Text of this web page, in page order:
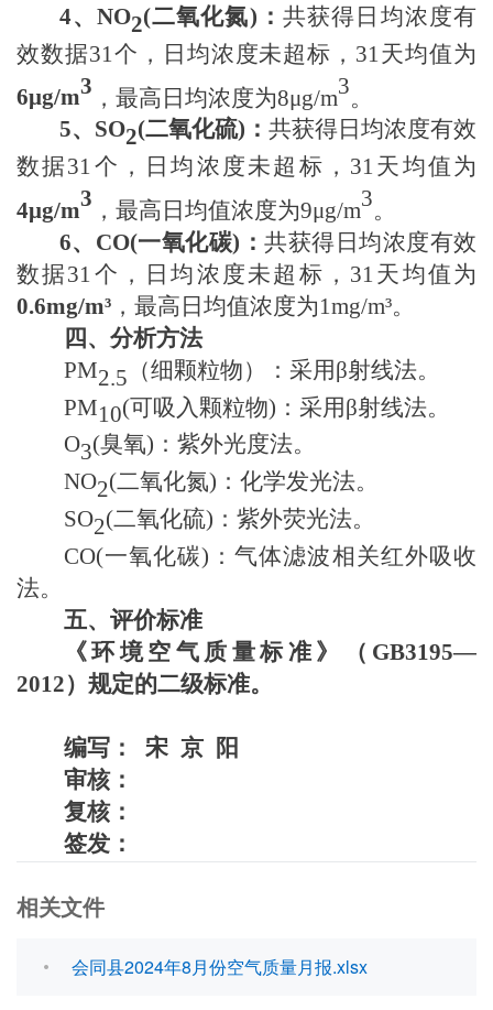
4、 NO2(二氧化氮) ： 共获得日均浓度有
效数据31个 ，日均浓度未超标， 31天均值为
6μg/m3 ，最高日均浓度为8μg/m3。
5、 SO2(二氧化硫) ： 共获得日均浓度有效
数据31个 ，日均浓度未超标， 31天均值为
4μg/m3 ，最高日均值浓度为9μg/m3。
6、 CO(一氧化碳) ：共获得日均浓度有效
数据31个 ，日均浓度未超标， 31天均值为
0.6mg/m³ ，最高日均值浓度为1mg/m³。
四、分析方法
PM2.5 （细颗粒物） ：采用β射线法。
PM10(可吸入颗粒物) ：采用β射线法。
O3(臭氧) ：紫外光度法。
NO2(二氧化氮) ：化学发光法。
SO2(二氧化硫) ：紫外荧光法。
CO(一氧化碳) ：气体滤波相关红外吸收
法。
五、评价标准
《环境空气质量标准》（ GB3195—
2012）规定的二级标准。
编写： 宋 京 阳
审核：
复核：
签发：
相关文件
会同县2024年8月份空气质量月报.xlsx